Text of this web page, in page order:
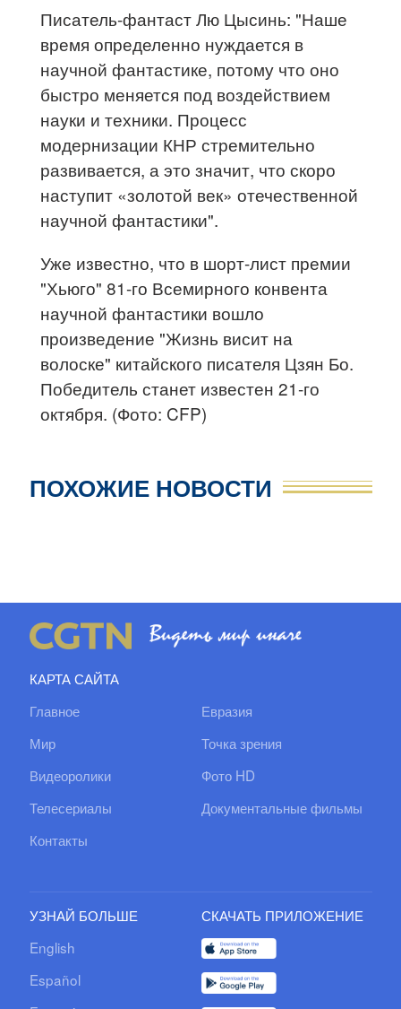
Писатель-фантаст Лю Цысинь: "Наше
время определенно нуждается в
научной фантастике, потому что оно
быстро меняется под воздействием
науки и техники. Процесс
модернизации КНР стремительно
развивается, а это значит, что скоро
наступит «золотой век» отечественной
научной фантастики".
Уже известно, что в шорт-лист премии
"Хьюго" 81-го Всемирного конвента
научной фантастики вошло
произведение "Жизнь висит на
волоске" китайского писателя Цзян Бо.
Победитель станет известен 21-го
октября. (Фото: CFP)
ПОХОЖИЕ НОВОСТИ
КАРТА САЙТА
Главное
Евразия
Мир
Точка зрения
Видеоролики
Фото HD
Телесериалы
Документальные фильмы
Контакты
УЗНАЙ БОЛЬШЕ
English
Español
СКАЧАТЬ ПРИЛОЖЕНИЕ